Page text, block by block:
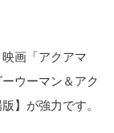
画「アクアマ
ウーマン＆アク
】が強力です。